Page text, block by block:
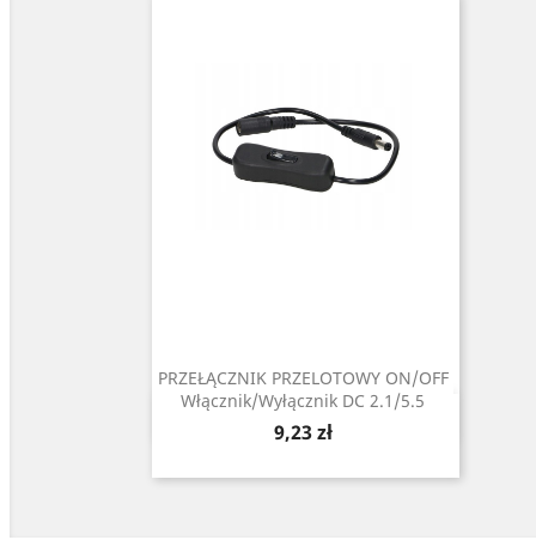
PRZEŁĄCZNIK PRZELOTOWY ON/OFF
Włącznik/Wyłącznik DC 2.1/5.5
Cena
9,23 zł
Szybki podgląd